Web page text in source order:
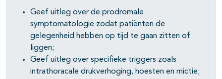
Geef uitleg over de prodromale
symptomatologie zodat patiënten de
gelegenheid hebben op tijd te gaan zitten of
liggen;
Geef uitleg over specifieke triggers zoals
intrathoracale drukverhoging, hoesten en mictie;